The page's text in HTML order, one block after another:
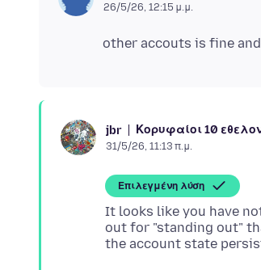
26/5/26, 12:15 μ.μ.
jbr Κορυφαίοι 10
31/5/26, 11:13 π.μ.
Επιλεγμένη λύση
It looks like you have
out for "standing out"